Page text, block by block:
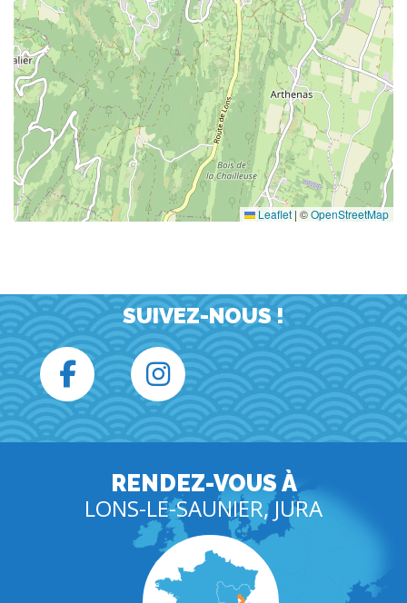
Leaflet | ©OpenStreetMap
SUIVEZ-NOUS !
RENDEZ-VOUS À
LONS-LE-SAUNIER, JURA